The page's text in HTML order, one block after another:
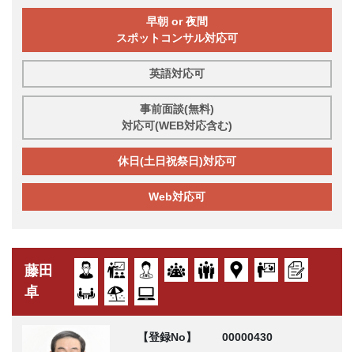
早朝 or 夜間
スポットコンサル対応可
英語対応可
事前面談(無料)
対応可(WEB対応含む)
休日(土日祝祭日)対応可
Web対応可
藤田
卓
【登録No】
00000430